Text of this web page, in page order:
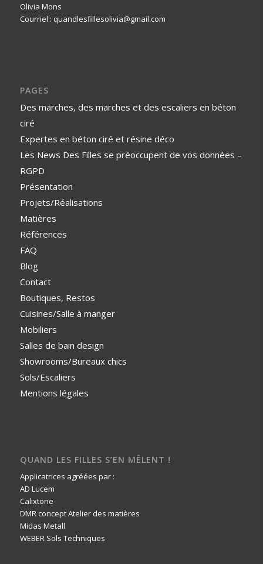
Olivia Mons
Courriel : quandlesfillesolivia@gmail.com
PAGES
Des marches, des marches et des escaliers en béton
ciré
Expertes en béton ciré et résine déco
Les News Des Filles se préoccupent de vos données –
RGPD
Présentation
Projets/Réalisations
Matières
Références
FAQ
Blog
Contact
Boutiques, Restos
Cuisines/Salle à manger
Mobiliers
Salles de bain design
Showrooms/Bureaux chics
Sols/Escaliers
Mentions légales
QUAND LES FILLES S’EN MÊLENT !
Applicatrices agréées par :
AD Lucem
Calixtone
DMR concept Atelier des matières
Midas Metall
WEBER Sols Techniques